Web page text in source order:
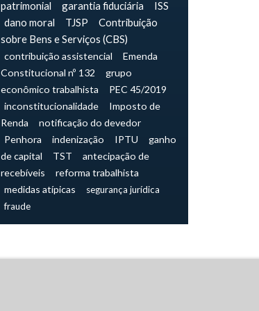
patrimonial
garantia fiduciária
ISS
dano moral
TJSP
Contribuição
sobre Bens e Serviços (CBS)
contribuição assistencial
Emenda
Constitucional nº 132
grupo
econômico trabalhista
PEC 45/2019
inconstitucionalidade
Imposto de
Renda
notificação do devedor
Penhora
indenização IPTU
ganho
de capital
TST
antecipação de
recebíveis
reforma trabalhista
medidas atípicas
segurança jurídica
fraude